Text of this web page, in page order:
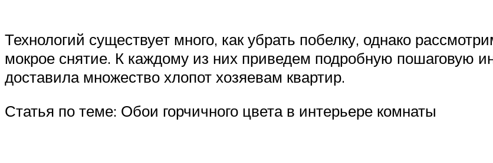
Технологий существует много, как убрать побелку, однако
мокрое снятие. К каждому из них приведем подробную пошаговую
доставила множество хлопот хозяевам квартир.
Статья по теме: Обои горчичного цвета в интерьере комнаты